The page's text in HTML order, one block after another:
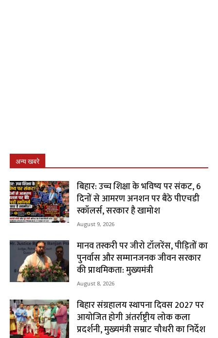
अन्य खबरे
बिहार: उच्च शिक्षा के भविष्य पर संकट, 6
दिनों से आमरण अनशन पर बैठे पीएचडी
स्कॉलर्स, सरकार है खामोश
August 9, 2026
मानव तस्करी पर जीरो टॉलरेंस, पीड़ितों का
पुनर्वास और सम्मानजनक जीवन सरकार
की प्राथमिकता: मुख्यमंत्री
August 8, 2026
बिहार संग्रहालय स्थापना दिवस 2027 पर
आयोजित होगी अंतर्राष्ट्रीय लोक कला
प्रदर्शनी, मुख्यमंत्री सम्राट चौधरी का निर्देश